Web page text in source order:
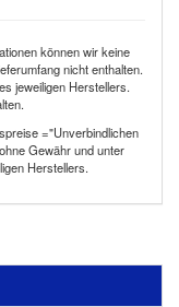
können wir keine
nicht enthalten.
jeweiligen Herstellers.
="Unverbindlichen
Gewähr und unter
Herstellers.